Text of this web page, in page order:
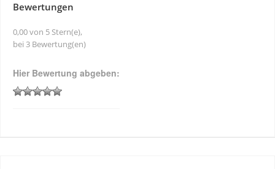
Bewertungen
0,00 von 5 Stern(e),
bei 3 Bewertung(en)
Hier Bewertung abgeben: